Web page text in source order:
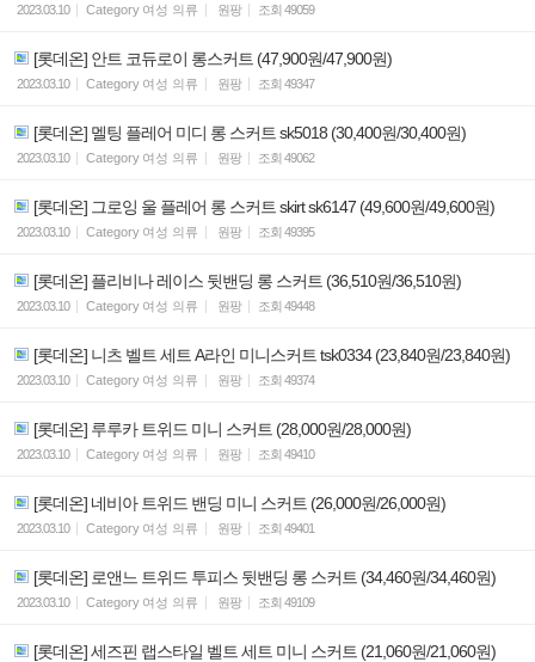
2023.03.10 Category 여성 의류 원팡 조회 49059
[롯데온] 안트 코듀로이 롱스커트 (47,900원/47,900원)
2023.03.10 Category 여성 의류 원팡 조회 49347
[롯데온] 멜팅 플레어 미디 롱 스커트 sk5018 (30,400원/30,400원)
2023.03.10 Category 여성 의류 원팡 조회 49062
[롯데온] 그로잉 울 플레어 롱 스커트 skirt sk6147 (49,600원/49,600원)
2023.03.10 Category 여성 의류 원팡 조회 49395
[롯데온] 플리비나 레이스 뒷밴딩 롱 스커트 (36,510원/36,510원)
2023.03.10 Category 여성 의류 원팡 조회 49448
[롯데온] 니츠 벨트 세트 A라인 미니스커트 tsk0334 (23,840원/23,840원)
2023.03.10 Category 여성 의류 원팡 조회 49374
[롯데온] 루루카 트위드 미니 스커트 (28,000원/28,000원)
2023.03.10 Category 여성 의류 원팡 조회 49410
[롯데온] 네비아 트위드 밴딩 미니 스커트 (26,000원/26,000원)
2023.03.10 Category 여성 의류 원팡 조회 49401
[롯데온] 로앤느 트위드 투피스 뒷밴딩 롱 스커트 (34,460원/34,460원)
2023.03.10 Category 여성 의류 원팡 조회 49109
[롯데온] 세즈핀 랩스타일 벨트 세트 미니 스커트 (21,060원/21,060원)